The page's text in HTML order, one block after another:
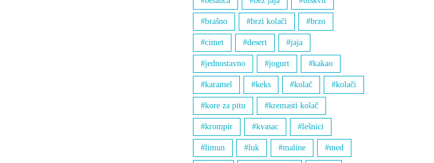
brašno brzi kolači brzo
cimet desert jaja
jednostavno jogurt kakao
karamel keks kolač kolači
kore za pitu kremasti kolač
krompir kvasac lešnici
limun luk maline med